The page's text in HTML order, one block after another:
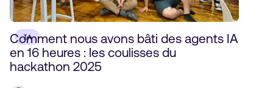
IA
Comment nous avons bâti des agents IA
en 16 heures : les coulisses du
hackathon 2025